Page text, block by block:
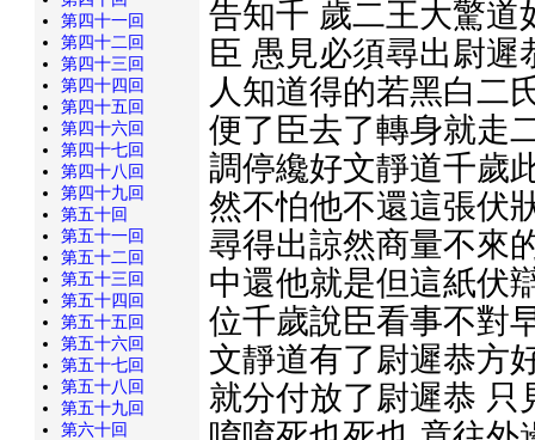
告知千 歲二王大驚道
臣 愚見必須尋出尉
人知道得的若黑白二
便了臣去了轉身就走
調停纔好文靜道千歲
然不怕他不還這張伏
尋得出諒然商量不來
中還他就是但這紙伏
位千歲說臣看事不對
文靜道有了尉遲恭方
就分付放了尉遲恭 只
第四十一回
第四十二回
第四十三回
第四十四回
第四十五回
第四十六回
第四十七回
第四十八回
第四十九回
第五十回
第五十一回
第五十二回
第五十三回
第五十四回
第五十五回
第五十六回
第五十七回
第五十八回
第五十九回
第六十回